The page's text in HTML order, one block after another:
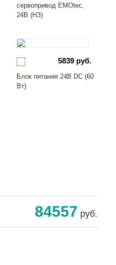
сервопривод EMOtec,
24В (НЗ)
5839 руб.
Блок питания 24В DC (60
Вт)
84557 руб.